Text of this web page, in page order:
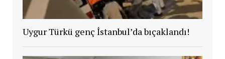
Uygur Türkü genç İstanbul’da bıçaklandı!